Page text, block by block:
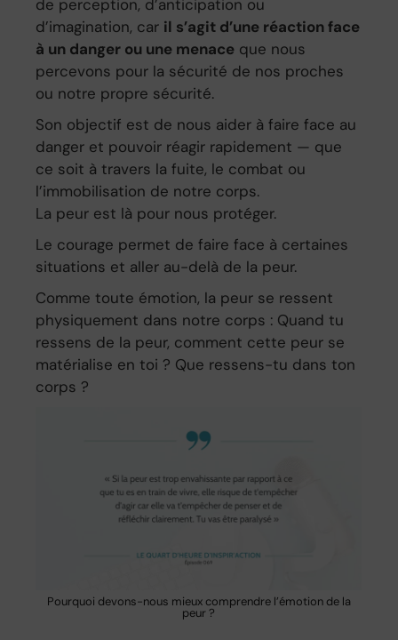
de perception, d’anticipation ou
d’imagination, car il s’agit d’une réaction face
à un danger ou une menace que nous
percevons pour la sécurité de nos proches
ou notre propre sécurité.
Son objectif est de nous aider à faire face au
danger et pouvoir réagir rapidement — que
ce soit à travers la fuite, le combat ou
l’immobilisation de notre corps.
La peur est là pour nous protéger.
Le courage permet de faire face à certaines
situations et aller au-delà de la peur.
Comme toute émotion, la peur se ressent
physiquement dans notre corps : Quand tu
ressens de la peur, comment cette peur se
matérialise en toi ? Que ressens-tu dans ton
corps ?
Pourquoi devons-nous mieux comprendre l’émotion de la
peur ?